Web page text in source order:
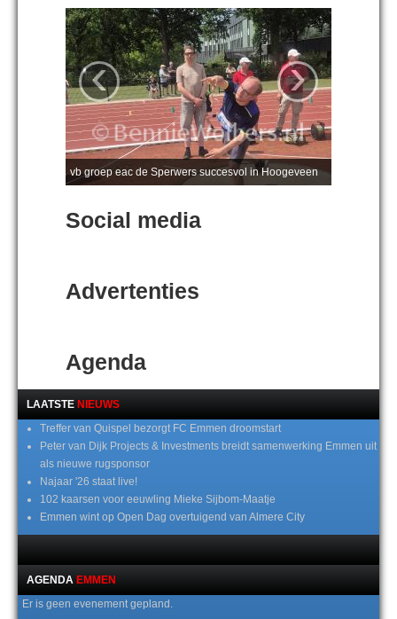
vb groep eac de Sperwers succesvol in Hoogeveen
‹ ›
Social media
Advertenties
Agenda
LAATSTE NIEUWS
Treffer van Quispel bezorgt FC Emmen droomstart
Peter van Dijk Projects & Investments breidt samenwerking Emmen uit
als nieuwe rugsponsor
Najaar '26 staat live!
102 kaarsen voor eeuwling Mieke Sijbom-Maatje
Emmen wint op Open Dag overtuigend van Almere City
AGENDA EMMEN
Er is geen evenement gepland.